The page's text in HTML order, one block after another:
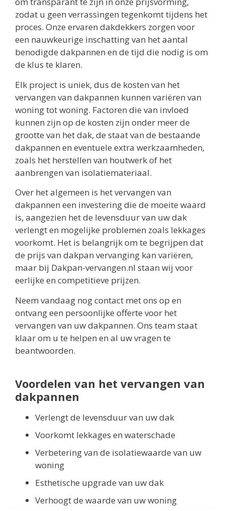
zodat u geen verrassingen tegenkomt tijdens het
proces. Onze ervaren dakdekkers zorgen voor
een nauwkeurige inschatting van het aantal
benodigde dakpannen en de tijd die nodig is om
de klus te klaren.
Elk project is uniek, dus de kosten van het
vervangen van dakpannen kunnen variëren van
woning tot woning. Factoren die van invloed
kunnen zijn op de kosten zijn onder meer de
grootte van het dak, de staat van de bestaande
dakpannen en eventuele extra werkzaamheden,
zoals het herstellen van houtwerk of het
aanbrengen van isolatiemateriaal.
Over het algemeen is het vervangen van
dakpannen een investering die de moeite waard
is, aangezien het de levensduur van uw dak
verlengt en mogelijke problemen zoals lekkages
voorkomt. Het is belangrijk om te begrijpen dat
de prijs van dakpan vervanging kan variëren,
maar bij Dakpan-vervangen.nl staan wij voor
eerlijke en competitieve prijzen.
Neem vandaag nog contact met ons op en
ontvang een persoonlijke offerte voor het
vervangen van uw dakpannen. Ons team staat
klaar om u te helpen en al uw vragen te
beantwoorden.
Voordelen van het vervangen van
dakpannen
Verlengt de levensduur van uw dak
Voorkomt lekkages en waterschade
Verbetering van de isolatiewaarde van uw
woning
Esthetische upgrade van uw dak
Verhoogt de waarde van uw woning